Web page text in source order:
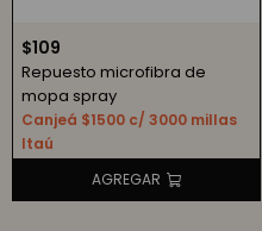
$109
Repuesto microfibra de
mopa spray
Canjeá $1500 c/ 3000 millas
Itaú